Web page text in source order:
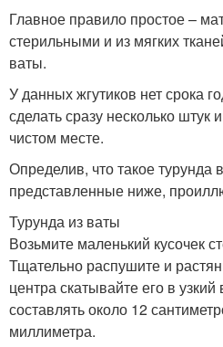
Главное правило простое –
стерильными и из мягких
ваты.
У данных жгутиков нет срока
сделать сразу несколько штук
чистом месте.
Определив, что такое турунда
представленные ниже,
Турунда из ваты
Возьмите маленький кусочек
Тщательно распушите и
центра скатывайте его в
составлять около 12
миллиметра.